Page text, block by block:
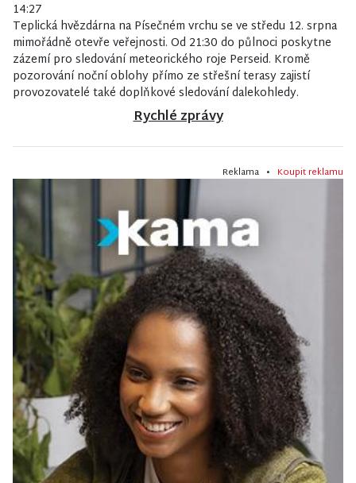
14:27
Teplická hvězdárna na Písečném vrchu se ve středu 12. srpna
mimořádně otevře veřejnosti. Od 21:30 do půlnoci poskytne
zázemí pro sledování meteorického roje Perseid. Kromě
pozorování noční oblohy přímo ze střešní terasy zajistí
provozovatelé také doplňkové sledování dalekohledy.
Rychlé zprávy
Reklama • Koupit reklamu